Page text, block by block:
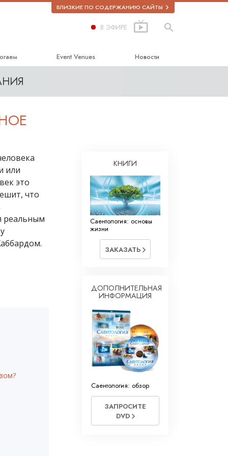
БЛИЗКИЕ ПО СОДЕРЖАНИЮ САЙТЫ
В ЭФИРЕ
за права человека
по правам
добровольные
Event Venues Новости
или
это
что
реальным
КНИГИ
Саентология: основы
жизни
ЗАКАЗАТЬ
ДОПОЛНИТЕЛЬНАЯ
ИНФОРМАЦИЯ
Саентология: обзор
ЗАПРОСИТЕ
DVD